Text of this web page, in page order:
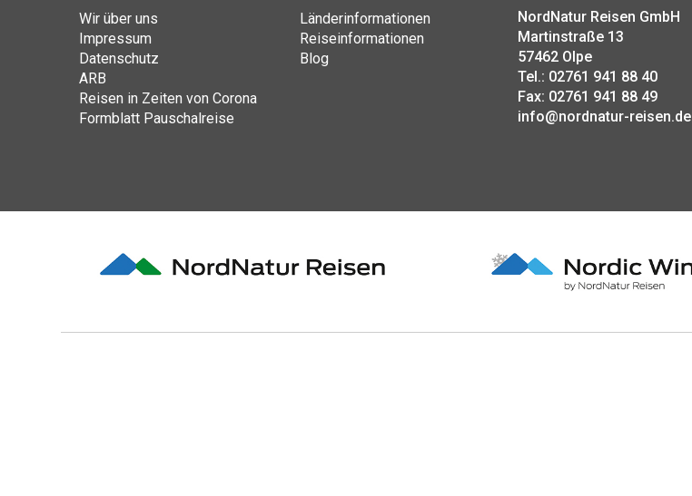
Wir über uns
Impressum
Datenschutz
ARB
Reisen in Zeiten von Corona
Formblatt Pauschalreise
Länderinformationen
Reiseinformationen
Blog
NordNatur Reisen GmbH
Martinstraße 13
57462 Olpe
Tel.: 02761 941 88 40
Fax: 02761 941 88 49
info@nordnatur-reisen.de